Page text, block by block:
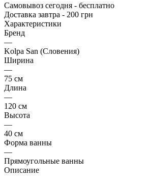
Самовывоз сегодня - бесплатно
Доставка завтра - 200 грн
Характеристики
Бренд
—
Kolpa San (Словения)
Ширина
—
75 см
Длина
—
120 см
Высота
—
40 см
Форма ванны
—
Прямоугольные ванны
Описание